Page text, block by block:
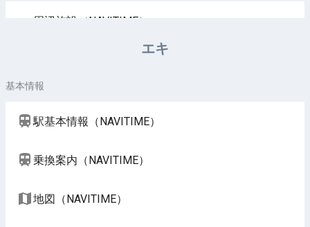
周辺施設（NAVITIME）
エキ
基本情報
駅基本情報（NAVITIME）
乗換案内（NAVITIME）
地図（NAVITIME）